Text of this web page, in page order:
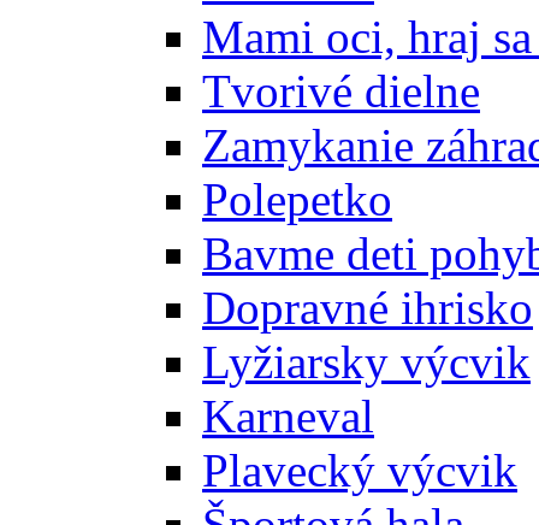
Mami oci, hraj
Tvorivé dielne
Zamykanie
Polepetko
Bavme deti
Dopravné ihrisko
Lyžiarsky výcvik
Karneval
Plavecký výcvik